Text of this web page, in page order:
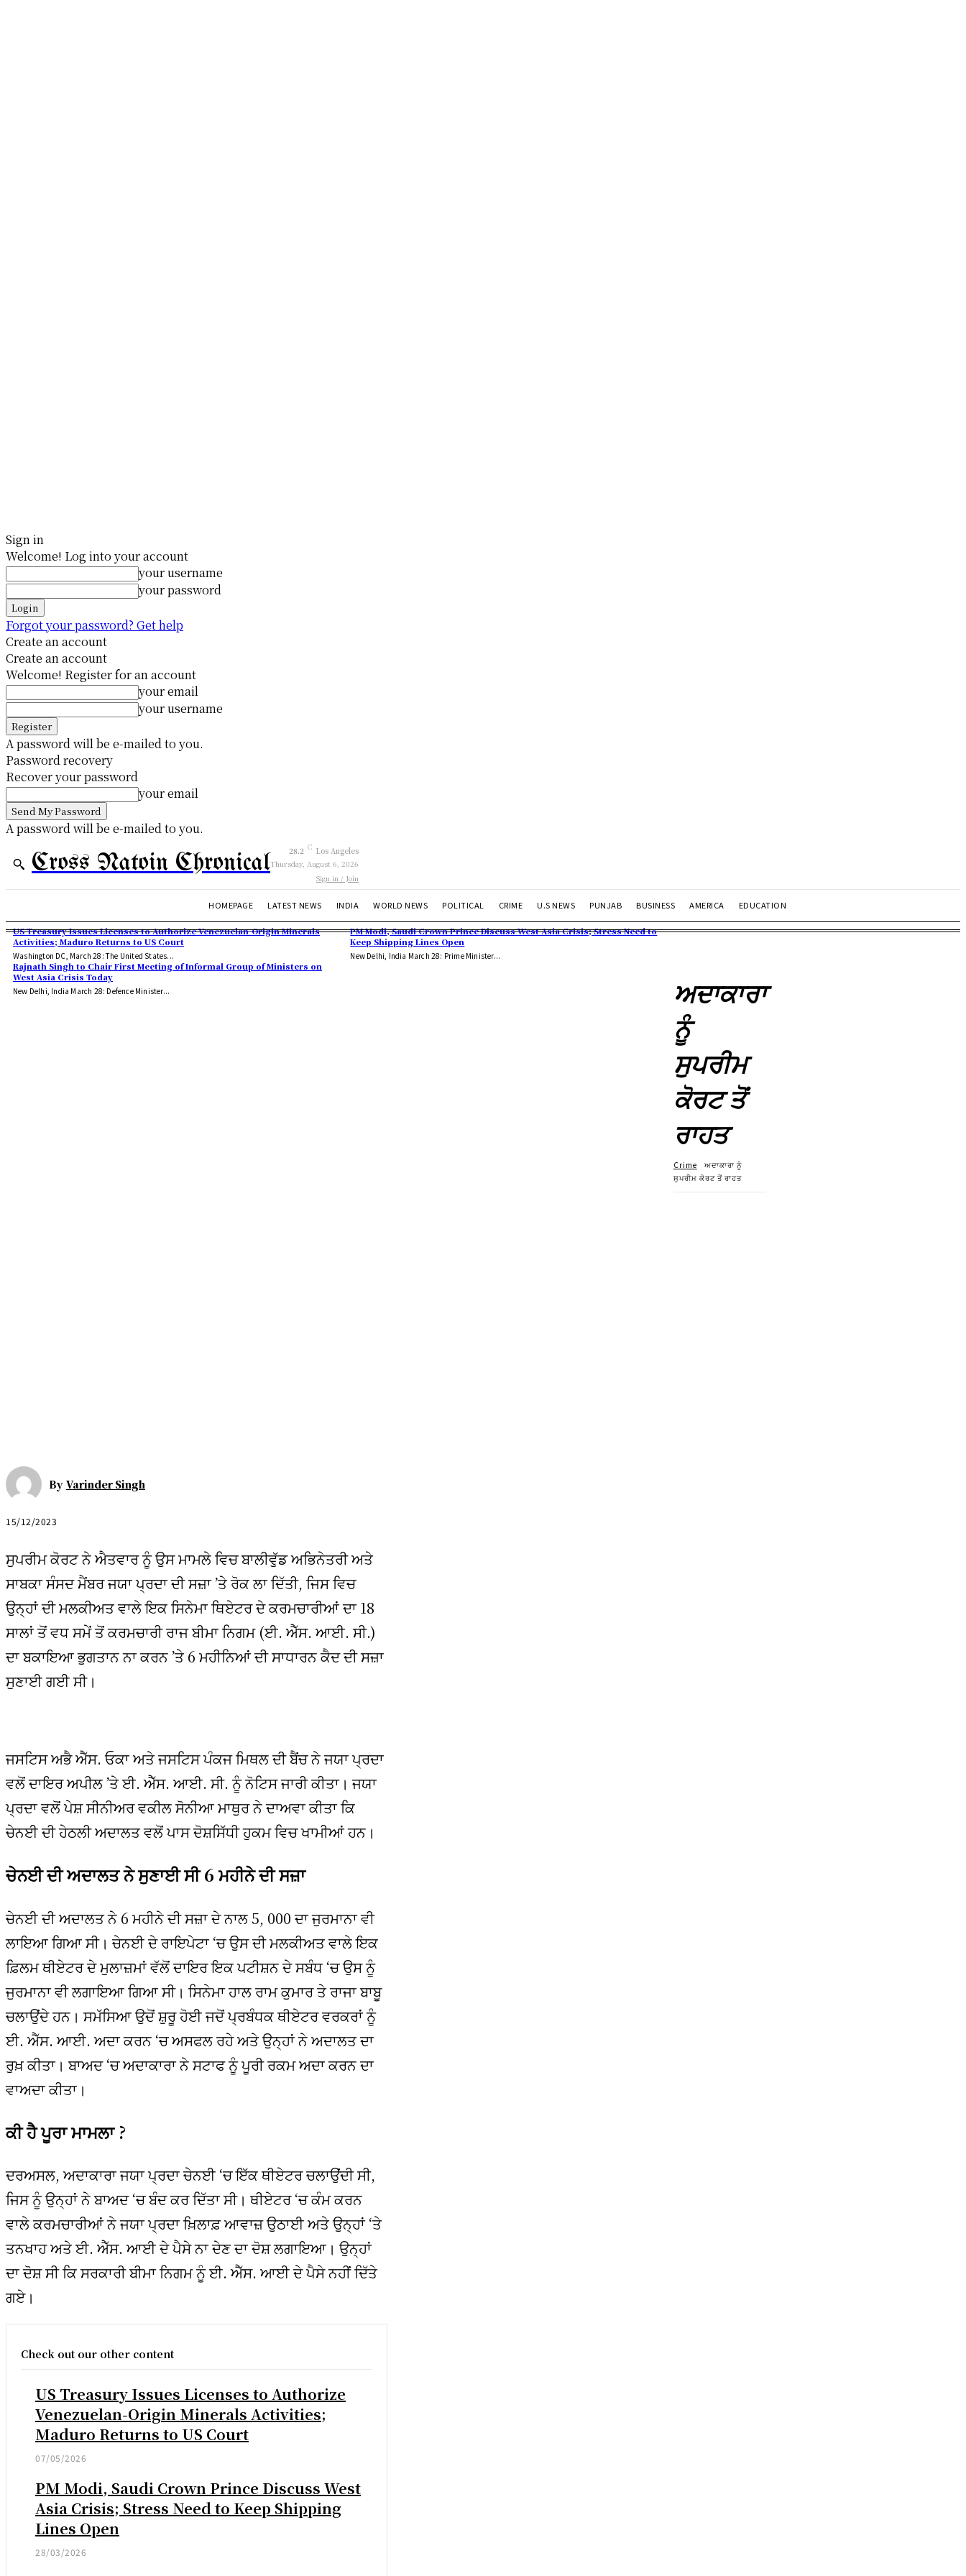
Sign in
Welcome! Log into your account
your username
your password
Forgot your password? Get help
Create an account
Create an account
Welcome! Register for an account
your email
your username
A password will be e-mailed to you.
Password recovery
Recover your password
your email
A password will be e-mailed to you.
Cross Natoin Chronical 28.2 C Los Angeles
Thursday, August 6, 2026
Sign in / Join
HOMEPAGE LATEST NEWS INDIA WORLD NEWS POLITICAL CRIME U.S NEWS PUNJAB BUSINESS AMERICA EDUCATION
US Treasury Issues Licenses to Authorize Venezuelan-Origin Minerals
Activities; Maduro Returns to US Court
Washington DC, March 28: The United States...
PM Modi, Saudi Crown Prince Discuss West Asia Crisis; Stress Need to
Keep Shipping Lines Open
New Delhi, India March 28: Prime Minister...
Rajnath Singh to Chair First Meeting of Informal Group of Ministers on
West Asia Crisis Today
New Delhi, India March 28: Defence Minister...
ਅਦਾਕਾਰਾ
ਨੂੰ
ਸੁਪਰੀਮ
ਕੋਰਟ ਤੋਂ
ਰਾਹਤ
Crime
ਅਦਾਕਾਰਾ ਨੂੰ
ਸੁਪਰੀਮ ਕੋਰਟ ਤੋਂ ਰਾਹਤ
By Varinder Singh
15/12/2023
ਸੁਪਰੀਮ ਕੋਰਟ ਨੇ ਐਤਵਾਰ ਨੂੰ ਉਸ ਮਾਮਲੇ ਵਿਚ ਬਾਲੀਵੁੱਡ ਅਭਿਨੇਤਰੀ ਅਤੇ
ਸਾਬਕਾ ਸੰਸਦ ਮੈਂਬਰ ਜਯਾ ਪ੍ਰਦਾ ਦੀ ਸਜ਼ਾ ’ਤੇ ਰੋਕ ਲਾ ਦਿੱਤੀ, ਜਿਸ ਵਿਚ
ਉਨ੍ਹਾਂ ਦੀ ਮਲਕੀਅਤ ਵਾਲੇ ਇਕ ਸਿਨੇਮਾ ਥਿਏਟਰ ਦੇ ਕਰਮਚਾਰੀਆਂ ਦਾ 18
ਸਾਲਾਂ ਤੋਂ ਵਧ ਸਮੇਂ ਤੋਂ ਕਰਮਚਾਰੀ ਰਾਜ ਬੀਮਾ ਨਿਗਮ (ਈ. ਐੱਸ. ਆਈ. ਸੀ.)
ਦਾ ਬਕਾਇਆ ਭੁਗਤਾਨ ਨਾ ਕਰਨ ’ਤੇ 6 ਮਹੀਨਿਆਂ ਦੀ ਸਾਧਾਰਨ ਕੈਦ ਦੀ ਸਜ਼ਾ
ਸੁਣਾਈ ਗਈ ਸੀ।
ਜਸਟਿਸ ਅਭੈ ਐੱਸ. ਓਕਾ ਅਤੇ ਜਸਟਿਸ ਪੰਕਜ ਮਿਥਲ ਦੀ ਬੈਂਚ ਨੇ ਜਯਾ ਪ੍ਰਦਾ
ਵਲੋਂ ਦਾਇਰ ਅਪੀਲ ’ਤੇ ਈ. ਐੱਸ. ਆਈ. ਸੀ. ਨੂੰ ਨੋਟਿਸ ਜਾਰੀ ਕੀਤਾ। ਜਯਾ
ਪ੍ਰਦਾ ਵਲੋਂ ਪੇਸ਼ ਸੀਨੀਅਰ ਵਕੀਲ ਸੋਨੀਆ ਮਾਥੁਰ ਨੇ ਦਾਅਵਾ ਕੀਤਾ ਕਿ
ਚੇਨਈ ਦੀ ਹੇਠਲੀ ਅਦਾਲਤ ਵਲੋਂ ਪਾਸ ਦੋਸ਼ਸਿੱਧੀ ਹੁਕਮ ਵਿਚ ਖਾਮੀਆਂ ਹਨ।
ਚੇਨਈ ਦੀ ਅਦਾਲਤ ਨੇ ਸੁਣਾਈ ਸੀ 6 ਮਹੀਨੇ ਦੀ ਸਜ਼ਾ
ਚੇਨਈ ਦੀ ਅਦਾਲਤ ਨੇ 6 ਮਹੀਨੇ ਦੀ ਸਜ਼ਾ ਦੇ ਨਾਲ 5, 000 ਦਾ ਜੁਰਮਾਨਾ ਵੀ
ਲਾਇਆ ਗਿਆ ਸੀ। ਚੇਨਈ ਦੇ ਰਾਇਪੇਟਾ ‘ਚ ਉਸ ਦੀ ਮਲਕੀਅਤ ਵਾਲੇ ਇਕ
ਫ਼ਿਲਮ ਥੀਏਟਰ ਦੇ ਮੁਲਾਜ਼ਮਾਂ ਵੱਲੋਂ ਦਾਇਰ ਇਕ ਪਟੀਸ਼ਨ ਦੇ ਸਬੰਧ ‘ਚ ਉਸ ਨੂੰ
ਜੁਰਮਾਨਾ ਵੀ ਲਗਾਇਆ ਗਿਆ ਸੀ। ਸਿਨੇਮਾ ਹਾਲ ਰਾਮ ਕੁਮਾਰ ਤੇ ਰਾਜਾ ਬਾਬੂ
ਚਲਾਉਂਦੇ ਹਨ। ਸਮੱਸਿਆ ਉਦੋਂ ਸ਼ੁਰੂ ਹੋਈ ਜਦੋਂ ਪ੍ਰਬੰਧਕ ਥੀਏਟਰ ਵਰਕਰਾਂ ਨੂੰ
ਈ. ਐੱਸ. ਆਈ. ਅਦਾ ਕਰਨ ‘ਚ ਅਸਫਲ ਰਹੇ ਅਤੇ ਉਨ੍ਹਾਂ ਨੇ ਅਦਾਲਤ ਦਾ
ਰੁਖ਼ ਕੀਤਾ। ਬਾਅਦ ‘ਚ ਅਦਾਕਾਰਾ ਨੇ ਸਟਾਫ ਨੂੰ ਪੂਰੀ ਰਕਮ ਅਦਾ ਕਰਨ ਦਾ
ਵਾਅਦਾ ਕੀਤਾ।
ਕੀ ਹੈ ਪੂਰਾ ਮਾਮਲਾ ?
ਦਰਅਸਲ, ਅਦਾਕਾਰਾ ਜਯਾ ਪ੍ਰਦਾ ਚੇਨਈ ‘ਚ ਇੱਕ ਥੀਏਟਰ ਚਲਾਉਂਦੀ ਸੀ,
ਜਿਸ ਨੂੰ ਉਨ੍ਹਾਂ ਨੇ ਬਾਅਦ ‘ਚ ਬੰਦ ਕਰ ਦਿੱਤਾ ਸੀ। ਥੀਏਟਰ ‘ਚ ਕੰਮ ਕਰਨ
ਵਾਲੇ ਕਰਮਚਾਰੀਆਂ ਨੇ ਜਯਾ ਪ੍ਰਦਾ ਖ਼ਿਲਾਫ਼ ਆਵਾਜ਼ ਉਠਾਈ ਅਤੇ ਉਨ੍ਹਾਂ ‘ਤੇ
ਤਨਖਾਹ ਅਤੇ ਈ. ਐੱਸ. ਆਈ ਦੇ ਪੈਸੇ ਨਾ ਦੇਣ ਦਾ ਦੋਸ਼ ਲਗਾਇਆ। ਉਨ੍ਹਾਂ
ਦਾ ਦੋਸ਼ ਸੀ ਕਿ ਸਰਕਾਰੀ ਬੀਮਾ ਨਿਗਮ ਨੂੰ ਈ. ਐੱਸ. ਆਈ ਦੇ ਪੈਸੇ ਨਹੀਂ ਦਿੱਤੇ
ਗਏ।
Check out our other content
US Treasury Issues Licenses to Authorize
Venezuelan-Origin Minerals Activities;
Maduro Returns to US Court
07/05/2026
PM Modi, Saudi Crown Prince Discuss West
Asia Crisis; Stress Need to Keep Shipping
Lines Open
28/03/2026